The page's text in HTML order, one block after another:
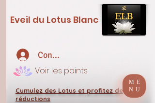
Eveil du Lotus Blanc
Connexion
Cumulez des Lotus et profitez de
réductions
Voir les points
ME
NU